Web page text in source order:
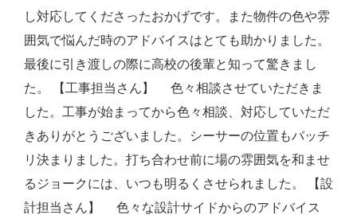
し対応してくださったおかげです。また物件の色や雰
囲気で悩んだ時のアドバイスはとても助かりました。
最後に引き渡しの際に高校の後輩と知って驚きまし
た。 【工事担当さん】 色々相談させていただきま
した。工事が始まってから色々相談、対応していただ
きありがとうございました。シーサーの位置もバッチ
リ決まりました。打ち合わせ前に場の雰囲気を和ませ
るジョークには、いつも明るくさせられました。 【設
計担当さん】 色々な設計サイドからのアドバイス